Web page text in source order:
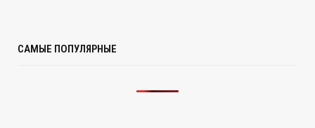
САМЫЕ ПОПУЛЯРНЫЕ